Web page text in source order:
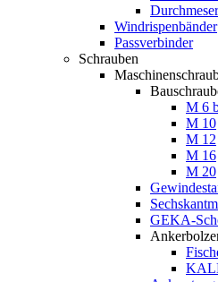
Windrispenbänder
Passverbinder
Schrauben
M 6
M 10
M 12
M 16
M 20
GEKA-